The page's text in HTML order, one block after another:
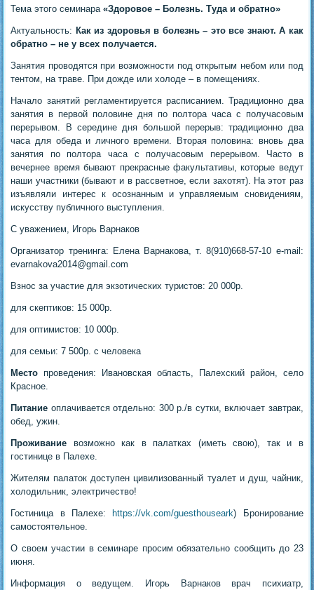
Тема этого семинара«Здоровое – Болезнь. Туда и обратно»
Актуальность: Как из здоровья в болезнь – это все знают. А как
обратно – не у всех получается.
Занятия проводятся при возможности под открытым небом или под
тентом, на траве. При дожде или холоде – в помещениях.
Начало занятий регламентируется расписанием. Традиционно два
занятия в первой половине дня по полтора часа с получасовым
перерывом. В середине дня большой перерыв: традиционно два
часа для обеда и личного времени. Вторая половина: вновь два
занятия по полтора часа с получасовым перерывом. Часто в
вечернее время бывают прекрасные факультативы, которые ведут
наши участники (бывают и в рассветное, если захотят). На этот раз
изъявляли интерес к осознанным и управляемым сновидениям,
искусству публичного выступления.
С уважением, Игорь Варнаков
Организатор тренинга: Елена Варнакова, т. 8(910)668-57-10 e-mail:
evarnakova2014@gmail.com
Взнос за участие для экзотических туристов: 20 000р.
для скептиков: 15 000р.
для оптимистов: 10 000р.
для семьи: 7 500р. с человека
Место проведения: Ивановская область, Палехский район, село
Красное.
Питание оплачивается отдельно: 300 р./в сутки, включает завтрак,
обед, ужин.
Проживание возможно как в палатках (иметь свою), так и в
гостинице в Палехе.
Жителям палаток доступен цивилизованный туалет и душ, чайник,
холодильник, электричество!
Гостиница в Палехе: https://vk.com/guesthouseark) Бронирование
самостоятельное.
О своем участии в семинаре просим обязательно сообщить до 23
июня.
Информация о ведущем. Игорь Варнаков врач психиатр,